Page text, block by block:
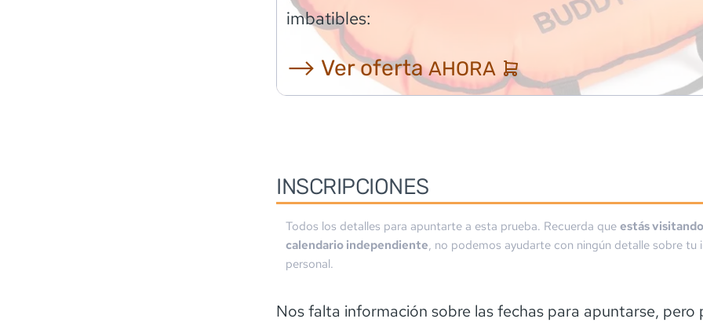
imbatibles:
⟶ Ver ofertaAHORA
INSCRIPCIONES
Todos los detalles para apuntarte a esta prueba. Recuerda que estás
calendario independiente, no podemos ayudarte con ningún detalle sobre tu
personal.
Nos falta información sobre las fechas para apuntarse, pero